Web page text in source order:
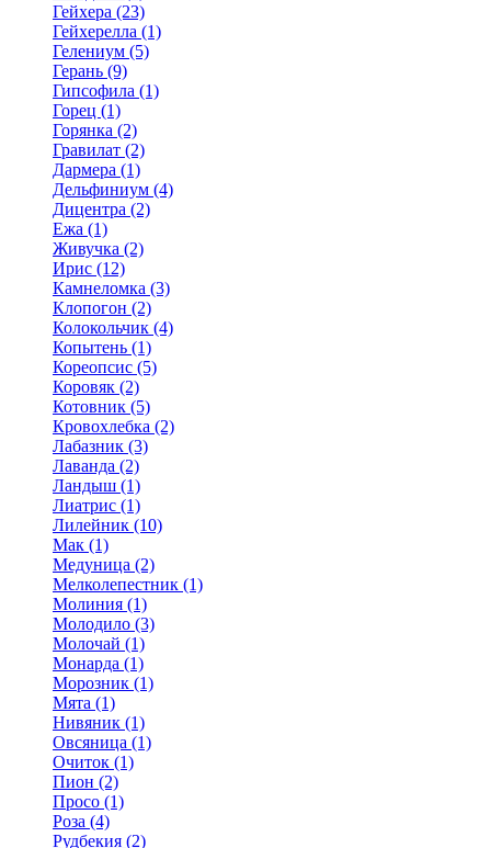
Гейхера (23)
Гейхерелла (1)
Гелениум (5)
Герань (9)
Гипсофила (1)
Горец (1)
Горянка (2)
Гравилат (2)
Дармера (1)
Дельфиниум (4)
Дицентра (2)
Ежа (1)
Живучка (2)
Ирис (12)
Камнеломка (3)
Клопогон (2)
Колокольчик (4)
Копытень (1)
Кореопсис (5)
Коровяк (2)
Котовник (5)
Кровохлебка (2)
Лабазник (3)
Лаванда (2)
Ландыш (1)
Лиатрис (1)
Лилейник (10)
Мак (1)
Медуница (2)
Мелколепестник (1)
Молиния (1)
Молодило (3)
Молочай (1)
Монарда (1)
Морозник (1)
Мята (1)
Нивяник (1)
Овсяница (1)
Очиток (1)
Пион (2)
Просо (1)
Роза (4)
Рудбекия (2)